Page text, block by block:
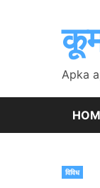
Apka
विविध